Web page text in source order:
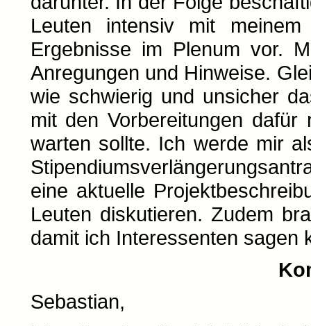
Leuten intensiv mit
Ergebnisse im Plenum vor.
Anregungen und Hinweise.
wie schwierig und unsicher
mit den Vorbereitungen
warten sollte. Ich werde mir
eine aktuelle
Leuten diskutieren. Zudem
damit ich Interessenten sagen
Sebastian,